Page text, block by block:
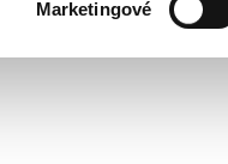
Marketingové